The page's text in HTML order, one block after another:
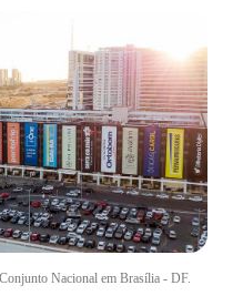
Brasília - DF
Nacional em Brasília - DF.